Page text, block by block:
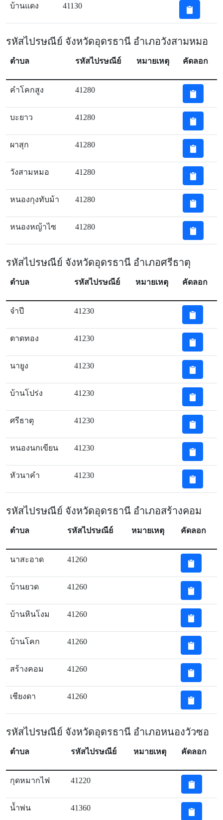
บ้านแดง 41130
รหัสไปรษณีย์ จังหวัดอุดรธานี อำเภอวังสามหมอ
ตำบล รหัสไปรษณีย์ หมายเหตุ คัดลอก
คำโคกสูง 41280
บะยาว 41280
ผาสุก 41280
วังสามหมอ 41280
หนองกุงทับม้า 41280
หนองหญ้าไซ 41280
รหัสไปรษณีย์ จังหวัดอุดรธานี อำเภอศรีธาตุ
ตำบล รหัสไปรษณีย์ หมายเหตุ คัดลอก
จำปี 41230
ตาดทอง 41230
นายูง 41230
บ้านโปร่ง 41230
ศรีธาตุ 41230
หนองนกเขียน 41230
หัวนาคำ 41230
รหัสไปรษณีย์ จังหวัดอุดรธานี อำเภอสร้างคอม
ตำบล รหัสไปรษณีย์ หมายเหตุ คัดลอก
นาสะอาด 41260
บ้านยวด 41260
บ้านหินโงม 41260
บ้านโคก 41260
สร้างคอม 41260
เชียงดา 41260
รหัสไปรษณีย์ จังหวัดอุดรธานี อำเภอหนองวัวซอ
ตำบล รหัสไปรษณีย์ หมายเหตุ คัดลอก
กุดหมากไฟ 41220
น้ำพ่น 41360